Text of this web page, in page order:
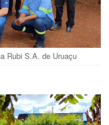
Rubi S.A. de Uruaçu